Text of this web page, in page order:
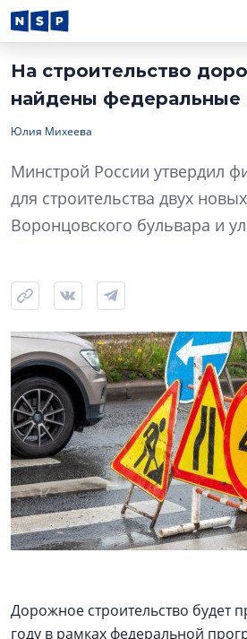
На строительство
найдены федеральные
Юлия Михеева
Минстрой России утвердил
для строительства двух
Воронцовского бульвара и
Дорожное строительство будет
году в рамках федеральной